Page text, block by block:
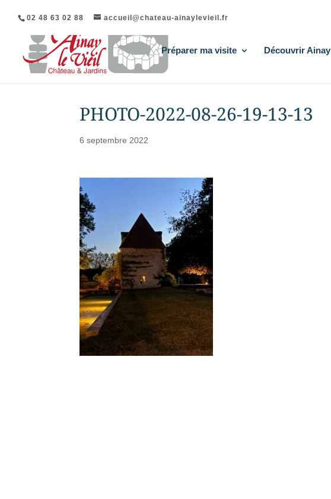
02 48 63 02 88 accueil@chateau-ainaylevieil.fr
Préparer ma visite Découvrir Ainay
PHOTO-2022-08-26-19-13-13
6 septembre 2022